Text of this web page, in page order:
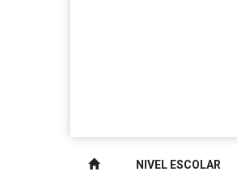
NIVEL ESCOLAR